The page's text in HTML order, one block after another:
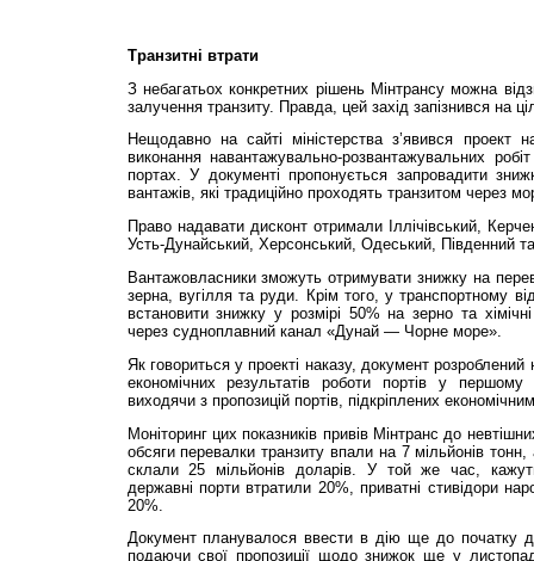
Транзитні втрати
З небагатьох конкретних рішень Мінтрансу можна
залучення транзиту. Правда, цей захід запізнився на
Нещодавно на сайті міністерства з’явився проект
виконання навантажувально-розвантажувальних
портах. У документі пропонується запровадити
вантажів, які традиційно проходять транзитом через
Право надавати дисконт отримали Іллічів­ський,
Усть-Дунайський, Херсонський, Одеський, Південний
Вантажовласники зможуть отримувати знижку на
зерна, вугілля та руди. Крім того, у транспортному
встановити знижку у розмірі 50% на зерно та
через судноплавний канал «Дунай — Чорне море».
Як говориться у проекті наказу, документ розроблений
економічних результатів роботи портів у
виходячи з пропозицій портів, підкріплених
Моніторинг цих показників привів Мінтранс до
обсяги перевалки транзиту впали на 7 мільйонів
склали 25 мільйонів доларів. У той же час,
державні порти втратили 20%, приватні стивідори
20%.
Документ планувалося ввести в дію ще до початку
подаючи свої пропозиції щодо знижок ще у